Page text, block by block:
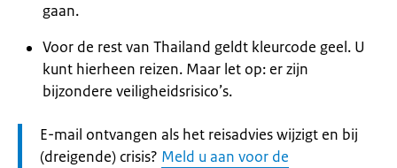
gaan.
Voor de rest van Thailand geldt kleurcode geel. U
kunt hierheen reizen. Maar let op: er zijn
bijzondere veiligheidsrisico’s.
Let
op:
E-mail ontvangen als het reisadvies wijzigt en bij
(dreigende) crisis? Meld u aan voor de